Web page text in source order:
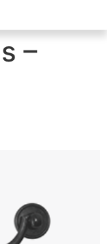
–